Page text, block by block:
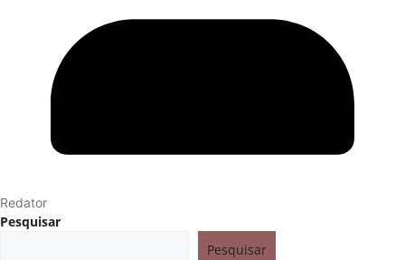
Redator
Pesquisar
Pesquisar